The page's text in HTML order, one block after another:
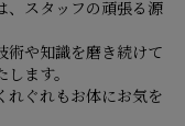
、スタッフの頑張る源
術や知識を磨き続けて
ます。
れぐれもお体にお気を